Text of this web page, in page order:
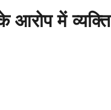
आरोप में व्यक्ति